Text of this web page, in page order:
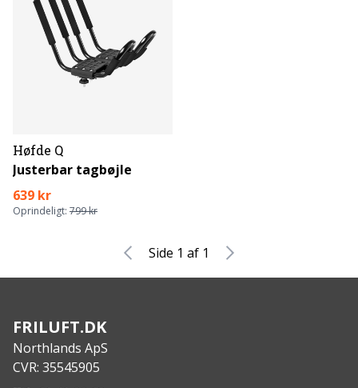
Høfde Q
Justerbar tagbøjle
639 kr
Oprindeligt: 799 kr
Side 1 af 1
FRILUFT.DK
Northlands ApS
CVR: 35545905